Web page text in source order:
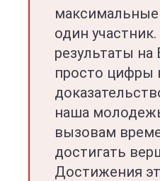
один
результаты на
просто цифры
наша
вызовам
достигать
Достижения